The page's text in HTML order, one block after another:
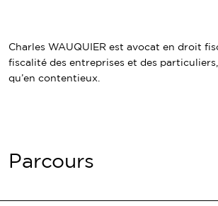
Charles WAUQUIER est avocat en droit
fiscalité des entreprises et des
qu’en contentieux.
Parcours